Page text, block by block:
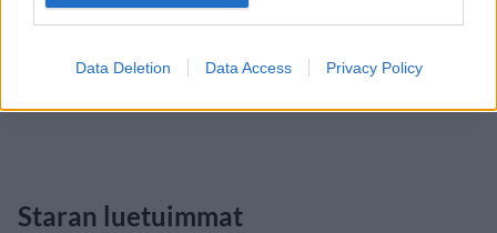
Data Deletion Data Access Privacy Policy
Staran luetuimmat